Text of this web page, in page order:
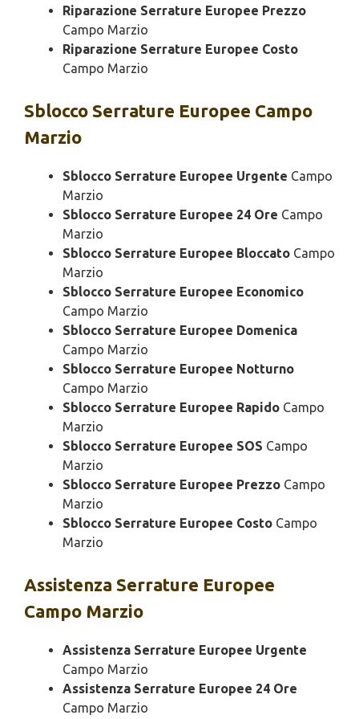
Riparazione Serrature Europee Prezzo
Campo Marzio
Riparazione Serrature Europee Costo
Campo Marzio
Sblocco Serrature Europee Campo
Marzio
Sblocco Serrature Europee Urgente Campo
Marzio
Sblocco Serrature Europee 24 Ore Campo
Marzio
Sblocco Serrature Europee Bloccato Campo
Marzio
Sblocco Serrature Europee Economico
Campo Marzio
Sblocco Serrature Europee Domenica
Campo Marzio
Sblocco Serrature Europee Notturno
Campo Marzio
Sblocco Serrature Europee Rapido Campo
Marzio
Sblocco Serrature Europee SOS Campo
Marzio
Sblocco Serrature Europee Prezzo Campo
Marzio
Sblocco Serrature Europee Costo Campo
Marzio
Assistenza Serrature Europee
Campo Marzio
Assistenza Serrature Europee Urgente
Campo Marzio
Assistenza Serrature Europee 24 Ore
Campo Marzio